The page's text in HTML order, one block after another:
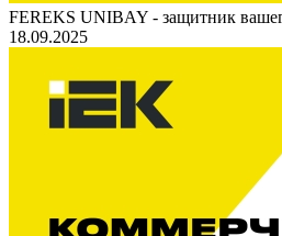
FEREKS UNIBAY - защитник
18.09.2025